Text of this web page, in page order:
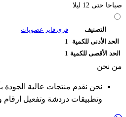
صباحا حتى 12 ليلا
التصنيف
فري فاير عضويات
الحد الأدنى للكمية
1
الحد الأقصى للكمية 1
من نحن
نحن نقدم منتجات عالية
وتطبيقات دردشة وتفعيل ارقام